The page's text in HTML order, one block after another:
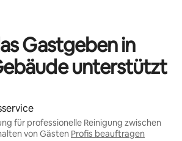
Gastgeben in
unterstützt
für professionelle Reinigung zwischen
von Gästen Profis beauftragen